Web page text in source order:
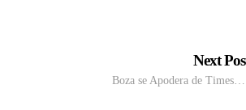
Next
Boza se Apodera de Times…